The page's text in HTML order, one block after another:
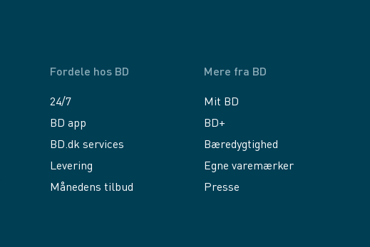
Fordele hos BD
24/7
BD app
BD.dk services
Levering
Månedens tilbud
Mere fra BD
Mit BD
BD+
Bæredygtighed
Egne varemærker
Presse